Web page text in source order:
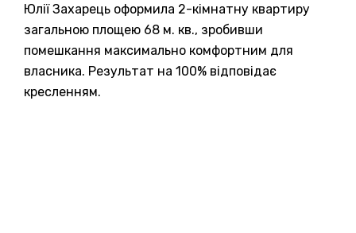
Юлії Захарець оформила 2-кімнатну квартиру
загальною площею 68 м. кв., зробивши
помешкання максимально комфортним для
власника. Результат на 100% відповідає
кресленням.